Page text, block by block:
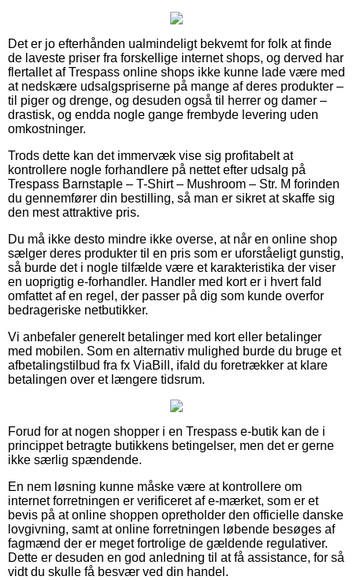
Det er jo efterhånden ualmindeligt bekvemt for folk at finde
de laveste priser fra forskellige internet shops, og derved har
flertallet af Trespass online shops ikke kunne lade være med
at nedskære udsalgspriserne på mange af deres produkter –
til piger og drenge, og desuden også til herrer og damer –
drastisk, og endda nogle gange frembyde levering uden
omkostninger.
Trods dette kan det immervæk vise sig profitabelt at
kontrollere nogle forhandlere på nettet efter udsalg på
Trespass Barnstaple – T-Shirt – Mushroom – Str. M forinden
du gennemfører din bestilling, så man er sikret at skaffe sig
den mest attraktive pris.
Du må ikke desto mindre ikke overse, at når en online shop
sælger deres produkter til en pris som er uforståeligt gunstig,
så burde det i nogle tilfælde være et karakteristika der viser
en uoprigtig e-forhandler. Handler med kort er i hvert fald
omfattet af en regel, der passer på dig som kunde overfor
bedrageriske netbutikker.
Vi anbefaler generelt betalinger med kort eller betalinger
med mobilen. Som en alternativ mulighed burde du bruge et
afbetalingstilbud fra fx ViaBill, ifald du foretrækker at klare
betalingen over et længere tidsrum.
Forud for at nogen shopper i en Trespass e-butik kan de i
princippet betragte butikkens betingelser, men det er gerne
ikke særlig spændende.
En nem løsning kunne måske være at kontrollere om
internet forretningen er verificeret af e-mærket, som er et
bevis på at online shoppen opretholder den officielle danske
lovgivning, samt at online forretningen løbende besøges af
fagmænd der er meget fortrolige de gældende regulativer.
Dette er desuden en god anledning til at få assistance, for så
vidt du skulle få besvær ved din handel.